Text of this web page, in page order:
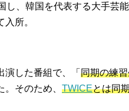
し、韓国を代表する大手芸
所。
した番組で、「 同期の練
そのため、 TWICEとは同